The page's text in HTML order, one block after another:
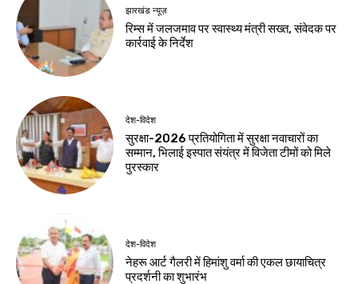
देश-विदेश
यूपी टी20 लीग से
खिलाड़ियों को मिल रहा
Birsa Bhumi Live -
August 6, 2026
देश-विदेश
बिहार
300 किलो की कांवड़
बनी आकर्षण का केंद्र